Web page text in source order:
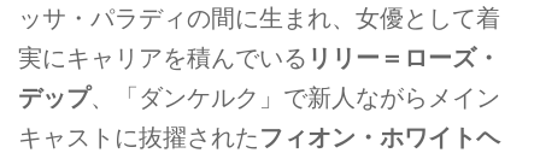
ッサ・パラディの間に生まれ、女優として着
実にキャリアを積んでいる リリー＝ローズ・
デップ、「ダンケルク」で新人ながらメイン
キャストに抜擢されたフィオン・ホワイトヘ